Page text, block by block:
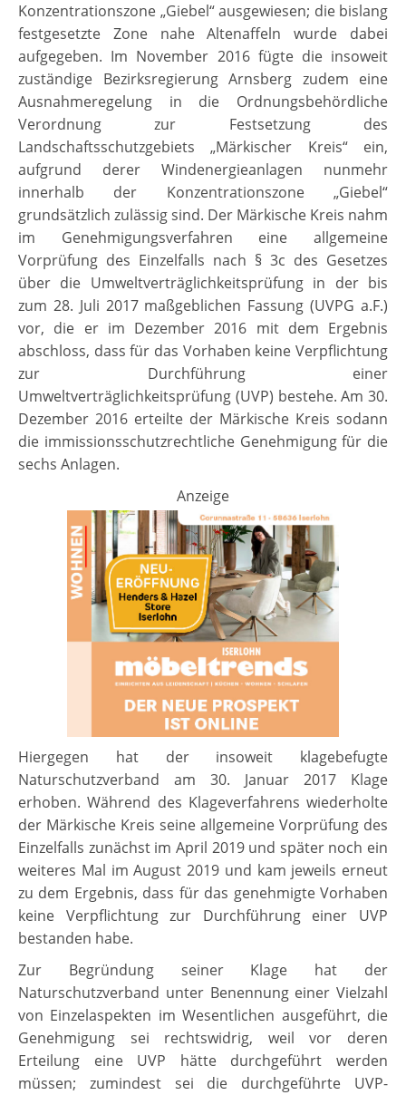
Konzentrationszone „Giebel“ ausgewiesen; die bislang
festgesetzte Zone nahe Altenaffeln wurde dabei
aufgegeben. Im November 2016 fügte die insoweit
zuständige Bezirksregierung Arnsberg zudem eine
Ausnahmeregelung in die Ordnungsbehördliche
Verordnung zur Festsetzung des
Landschaftsschutzgebiets „Märkischer Kreis“ ein,
aufgrund derer Windenergieanlagen nunmehr
innerhalb der Konzentrationszone „Giebel“
grundsätzlich zulässig sind. Der Märkische Kreis nahm
im Genehmigungsverfahren eine allgemeine
Vorprüfung des Einzelfalls nach § 3c des Gesetzes
über die Umweltverträglichkeitsprüfung in der bis
zum 28. Juli 2017 maßgeblichen Fassung (UVPG a.F.)
vor, die er im Dezember 2016 mit dem Ergebnis
abschloss, dass für das Vorhaben keine Verpflichtung
zur Durchführung einer
Umweltverträglichkeitsprüfung (UVP) bestehe. Am 30.
Dezember 2016 erteilte der Märkische Kreis sodann
die immissionsschutzrechtliche Genehmigung für die
sechs Anlagen.
Anzeige
Hiergegen hat der insoweit klagebefugte
Naturschutzverband am 30. Januar 2017 Klage
erhoben. Während des Klageverfahrens wiederholte
der Märkische Kreis seine allgemeine Vorprüfung des
Einzelfalls zunächst im April 2019 und später noch ein
weiteres Mal im August 2019 und kam jeweils erneut
zu dem Ergebnis, dass für das genehmigte Vorhaben
keine Verpflichtung zur Durchführung einer UVP
bestanden habe.
Zur Begründung seiner Klage hat der
Naturschutzverband unter Benennung einer Vielzahl
von Einzelaspekten im Wesentlichen ausgeführt, die
Genehmigung sei rechtswidrig, weil vor deren
Erteilung eine UVP hätte durchgeführt werden
müssen; zumindest sei die durchgeführte UVP-